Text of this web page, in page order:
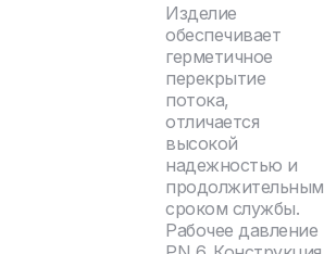
Изделие
обеспечивает
герметичное
перекрытие
потока,
отличается
высокой
надежностью и
продолжительным
сроком службы.
Рабочее давление